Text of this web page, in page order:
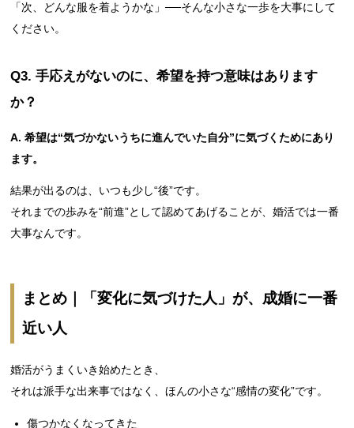
「次、どんな服を着ようかな」──そんな小さな一歩を大事にして
ください。
Q3. 手応えがないのに、希望を持つ意味はあります
か？
A. 希望は“気づかないうちに進んでいた自分”に気づくためにあり
ます。
結果が出るのは、いつも少し“後”です。
それまでの歩みを“前進”として認めてあげることが、婚活では一番
大事なんです。
まとめ｜「変化に気づけた人」が、成婚に一番
近い人
婚活がうまくいき始めたとき、
それは派手な出来事ではなく、ほんの小さな“感情の変化”です。
傷つかなくなってきた